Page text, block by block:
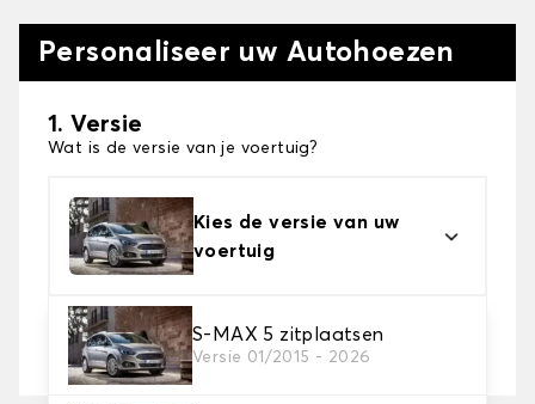
Personaliseer uw Autohoezen
1. Versie
Wat is de versie van je voertuig?
Kies de versie van uw
voertuig
S-MAX 5 zitplaatsen
Versie 01/2015 - 2026
2. Beschermingsniveau
Kies de juiste beschermhoes voor uw behoeftes